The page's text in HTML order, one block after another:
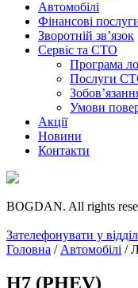
Автомобілі
Фінансові
Зворотній зв’язок
Cервіс та СТО
Програма
Послуги
Умови
Акції
Новини
Контакти
BOGDAN. All rights
Зателефонувати у
Головна / Автомобілі /
H7 (PHEV)